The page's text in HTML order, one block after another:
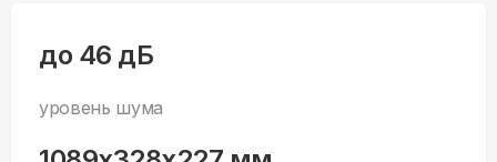
до 46 дБ
уровень шума